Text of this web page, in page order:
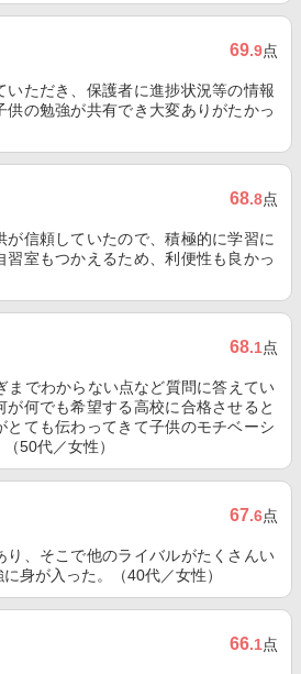
69.9点
いただき、保護者に進捗状況等の情報
供の勉強が共有でき大変ありがたかっ
68.8点
が信頼していたので、積極的に学習に
習室もつかえるため、利便性も良かっ
68.1点
までわからない点など質問に答えてい
が何でも希望する高校に合格させると
とても伝わってきて子供のモチベーシ
50代／女性）
67.6点
り、そこで他のライバルがたくさんい
身が入った。（40代／女性）
66.1点